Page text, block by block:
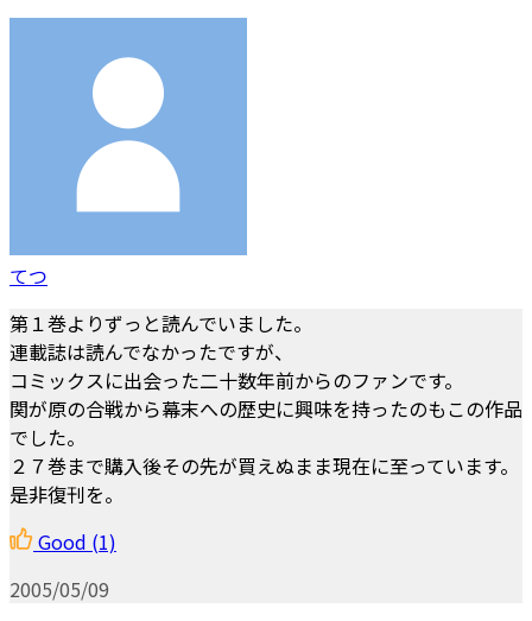
てつ
第１巻よりずっと読んでいました。
連載誌は読んでなかったですが、
コミックスに出会った二十数年前からのファンです。
関が原の合戦から幕末への歴史に興味を持ったのもこの作品
でした。
２７巻まで購入後その先が買えぬまま現在に至っています。
是非復刊を。
Good (1)
2005/05/09